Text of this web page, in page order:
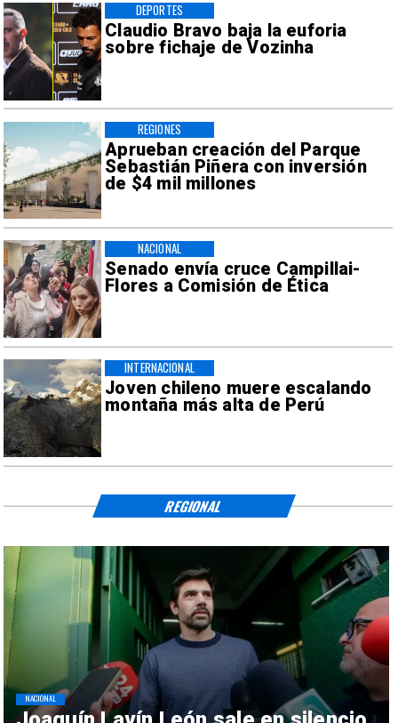
Claudio Bravo baja la euforia
sobre fichaje de Vozinha
DEPORTES
Aprueban creación del Parque
Sebastián Piñera con inversión
de $4 mil millones
REGIONES
Senado envía cruce Campillai-
Flores a Comisión de Ética
NACIONAL
Joven chileno muere escalando
montaña más alta de Perú
INTERNACIONAL
NACIONAL
REGIONAL